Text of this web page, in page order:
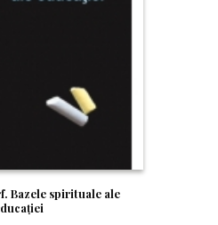
Bazele spirituale ale